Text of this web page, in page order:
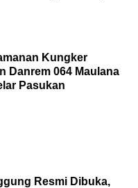
Kungker
Danrem 064 Maulana
Pasukan
Resmi Dibuka,